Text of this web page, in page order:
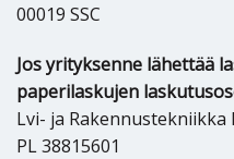
00019 SSC
Jos yrityksenne lähettää
paperilaskujen
Lvi- ja
PL 38815601